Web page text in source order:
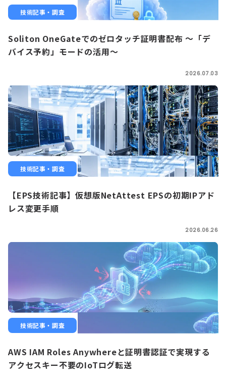
技術記事・調査
Soliton OneGateでのゼロタッチ証明書配布 ～「デ
バイス予約」モードの活用～
2026.07.03
技術記事・調査
【EPS技術記事】仮想版NetAttest EPSの初期IPアド
レス変更手順
2026.06.26
技術記事・調査
AWS IAM Roles Anywhereと証明書認証で実現する
アクセスキー不要のIoTログ転送